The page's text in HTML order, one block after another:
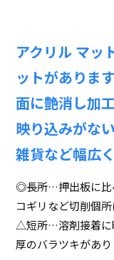
アクリル マッ
ットがありま
面に艶消し加
映り込みがな
雑貨など幅広
◎長所…押出板に比
コギリなど切削個
△短所…溶剤接着に
厚のバラツキがあり